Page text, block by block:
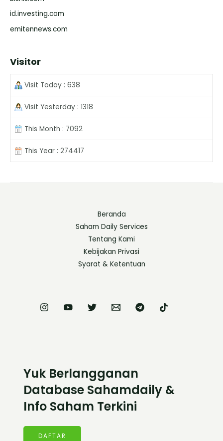
id.investing.com
emitennews.com
Visitor
Visit Today : 638
Visit Yesterday : 1318
This Month : 7092
This Year : 274417
Beranda
Saham Daily Services
Tentang Kami
Kebijakan Privasi
Syarat & Ketentuan
Yuk Berlangganan
Database Sahamdaily &
Info Saham Terkini
DAFTAR